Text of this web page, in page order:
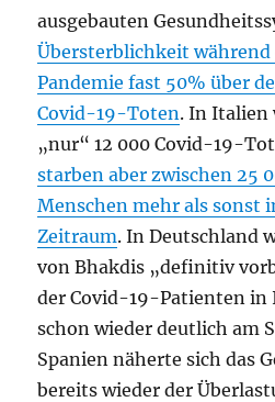
ausgebauten
Übersterblichkeit während
Pandemie fast 50% über
Covid-19-Toten. In Italien
„nur“ 12 000 Covid-19-
starben aber zwischen 25
Menschen mehr als sonst
Zeitraum. In Deutschland
von Bhakdis „definitiv
der Covid-19-Patienten
schon wieder deutlich am
Spanien näherte sich das
bereits wieder der